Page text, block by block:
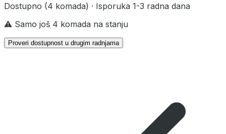
Dostupno (4 komada) · Isporuka 1-3 radna dana
⚠️ Samo još 4 komada na stanju
Proveri dostupnost u drugim radnjama